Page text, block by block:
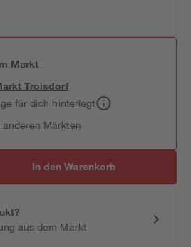
Markt
Troisdorf
für dich hinterlegt
anderen Märkten
In den Warenkorb
aus dem Markt